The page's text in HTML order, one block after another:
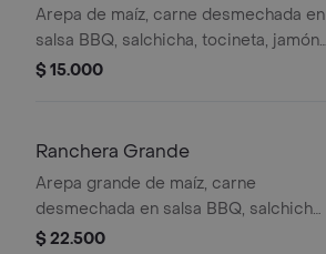
Arepa de maíz, carne desmechada en
salsa BBQ, salchicha, tocineta, jamón
de cerdo ahumado y queso
$ 15.000
Ranchera Grande
Arepa grande de maíz, carne
desmechada en salsa BBQ, salchicha,
tocineta, jamón de cerdo ahumado y
$ 22.500